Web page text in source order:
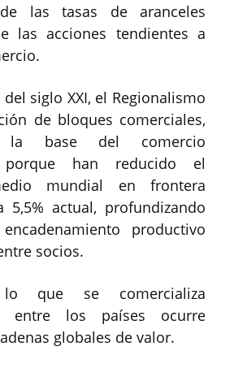
las tasas de aranceles
las acciones tendientes a
siglo XXI, el Regionalismo
de bloques comerciales,
la base del comercio
porque han reducido el
mundial en frontera
5,5% actual, profundizando
productivo
socios.
que se comercializa
entre los países ocurre
globales de valor.